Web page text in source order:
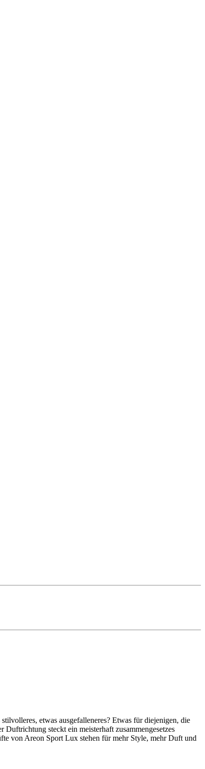
etwas ausgefalleneres? Etwas für diejenigen, die
steckt ein meisterhaft zusammengesetzes
von Areon Sport Lux stehen für mehr Style, mehr Duft und